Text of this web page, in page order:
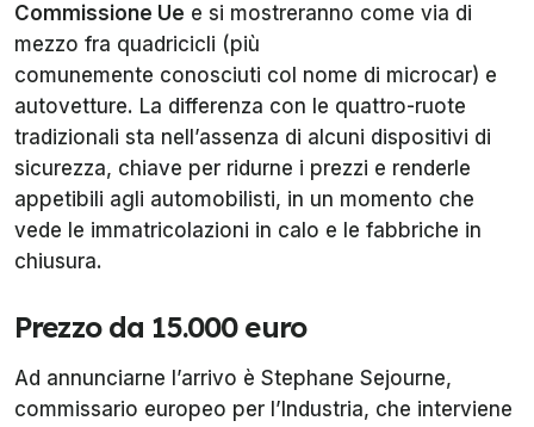
Commissione Ue e si mostreranno come via di
mezzo fra quadricicli (più
comunemente conosciuti col nome di microcar) e
autovetture. La differenza con le quattro-ruote
tradizionali sta nell’assenza di alcuni dispositivi di
sicurezza, chiave per ridurne i prezzi e renderle
appetibili agli automobilisti, in un momento che
vede le immatricolazioni in calo e le fabbriche in
chiusura.
Prezzo da 15.000 euro
Ad annunciarne l’arrivo è Stephane Sejourne,
commissario europeo per l’Industria, che interviene